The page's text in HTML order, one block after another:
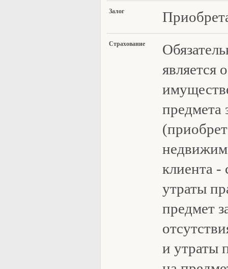
Залог
Страхование
является
предмета
клиента -
утраты
предмет
и утраты